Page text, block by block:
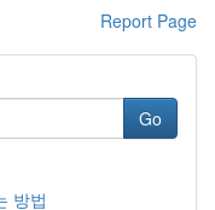
Report Page
Go
방법